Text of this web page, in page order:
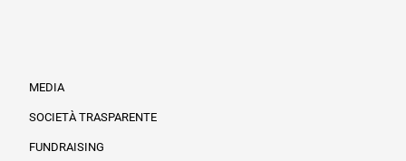
MEDIA
SOCIETÀ TRASPARENTE
FUNDRAISING